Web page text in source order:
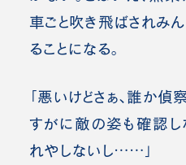
車ごと吹き飛ばされみ
ることになる。
「悪いけどさぁ、誰か
すがに敵の姿も確認
れやしないし……」